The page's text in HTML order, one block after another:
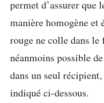
permet d’assurer que
manière homogène et
rouge ne colle dans le
néanmoins possible
dans un seul
indiqué ci-dessous.